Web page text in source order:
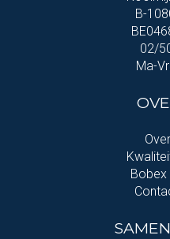
B-
02/
Ma-
Bobex